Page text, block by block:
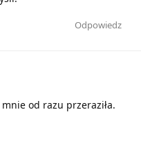
Odpowiedz
od razu przeraziła.